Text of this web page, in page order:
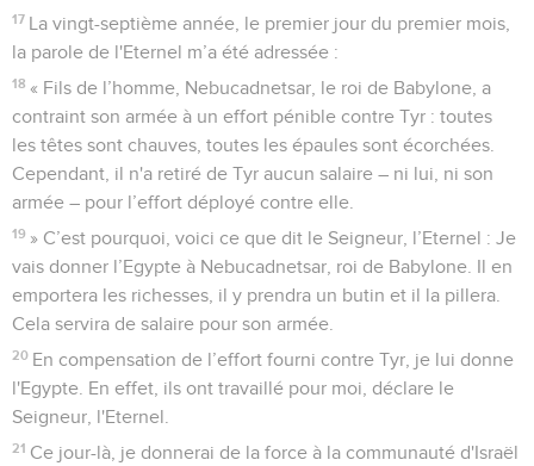
17 La vingt-septième année, le premier jour du premier mois,
la parole de l'Eternel m’a été adressée :
18 « Fils de l’homme, Nebucadnetsar, le roi de Babylone, a
contraint son armée à un effort pénible contre Tyr : toutes
les têtes sont chauves, toutes les épaules sont écorchées.
Cependant, il n'a retiré de Tyr aucun salaire – ni lui, ni son
armée – pour l’effort déployé contre elle.
19 » C’est pourquoi, voici ce que dit le Seigneur, l’Eternel : Je
vais donner l’Egypte à Nebucadnetsar, roi de Babylone. Il en
emportera les richesses, il y prendra un butin et il la pillera.
Cela servira de salaire pour son armée.
20 En compensation de l’effort fourni contre Tyr, je lui donne
l'Egypte. En effet, ils ont travaillé pour moi, déclare le
Seigneur, l'Eternel.
21 Ce jour-là, je donnerai de la force à la communauté d'Israël